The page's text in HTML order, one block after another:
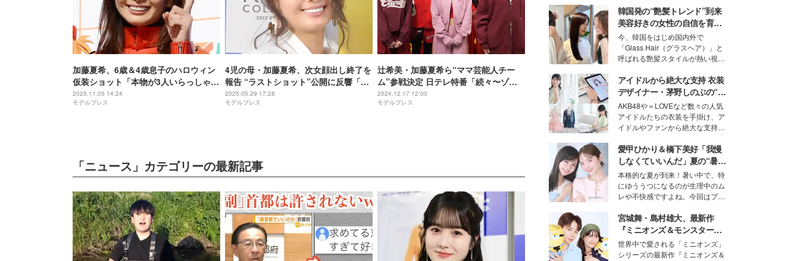
加藤夏希、6歳＆4歳息子のハロウィン
仮装ショット「本物が3人いらっしゃっ
て」エピソードも披露
2025.11.05 14:24
モデルプレス
4児の母・加藤夏希、次女顔出し終了を
報告 “ラストショット”公開に反響「大
きくなってる」「可愛すぎ」
2025.05.29 17:28
モデルプレス
辻希美・加藤夏希ら“ママ芸能人チー
ム”参戦決定 日テレ特番「続々〜ゾク
ゾク〜」第2弾出演者解禁
2024.12.17 12:00
モデルプレス
「ニュース」カテゴリーの最新記事
な美容の常識を大きく変える可能
性を秘めた、革新的な「Water
Capturing Skin（ウォーターキャ
プチャリングスキン：捕水肌）」
技術を、花王が構築した。
韓国発の“艶髪トレンド”到来
美容好きの女性の自信を育む
「ヘアケア事情」って？
今、韓国をはじめ国内外で
「Glass Hair（グラスヘア）」と
呼ばれる艶髪スタイルが熱い視線
ションの完成度を高めるベースと
して、“髪そのものの美しさ”に改
めて注目する人が増えている様
子。今回は、そんな憧れの艶やか
な髪を日常で叶える、美容好きの
女性たちのヘアケア事情を紹介し
ます。
アイドルから絶大な支持 衣装
デザイナー・茅野しのぶの“可
愛い”を作る美学＜「シチズン
クロスシー」インタビュー＞
AKB48や＝LOVEなど数々の人気
アイドルたちの衣装を手掛け、ア
イドルやファンから絶大な支持を
取締役兼クリエイティブディレク
ター・茅野しのぶ。一人ひとりの
個性に寄り添い、魅力を引き出す
衣装作りは、多くの女性たちに勇
気と自信を与え続けている。
愛甲ひかり＆橋下美好「我慢
しなくていいんだ」夏の“暑さ
対策”の新しい選択肢とは？
本格的な夏が到来！暑い中で、特
にゆううつになるのが生理中のム
レや不快感ですよね。今回はプラ
モデル・愛甲ひかりさんと橋下美
好さんを迎えて本音で女子会トー
ク。猛暑のお出かけを快適に過ご
すヒントや、2人が感動した夏の
宮城舞・島村雄大、最新作
『ミニオンズ＆モンスター
ズ』の魅力熱弁 ハチャメチャ
だけじゃない“友情と絆”に感
世界中で愛される「ミニオンズ」
シリーズの最新作『ミニオンズ＆